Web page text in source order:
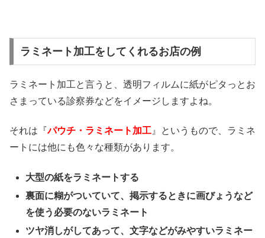
ラミネート加工をしてくれるお店の例
ラミネート加工と言うと、透明フィルムに紙がピタっとお
さまっている診察券などをイメージしますよね。
それは『パウチ・ラミネート加工 』というもので、ラミネ
ートには他にも色々な種類があります。
大型の紙をラミネートする
裏面に糊がついていて、掲示するときに画びょうなど
を使う必要のないラミネート
ツヤ消しがしてあって、文字などがみやすいラミネー